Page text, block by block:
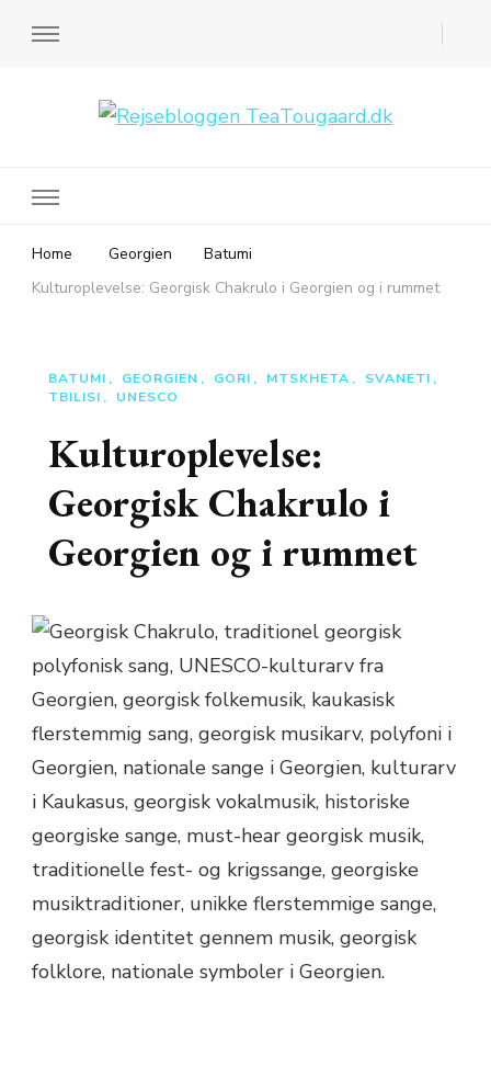
Home Georgien
Batumi
Kulturoplevelse: Georgisk Chakrulo i Georgien og i rummet
BATUMI GEORGIEN GORI MTSKHETA
SVANETI
TBILISI
UNESCO
Kulturoplevelse:
Georgisk Chakrulo i
Georgien og i rummet